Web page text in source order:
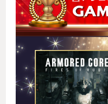
た、いわゆる「産廃」と呼ば
でなく、扱いづらさがあれど
ないのもゲームの楽しさとし
不自由さとして、買えるパー
が、ある強いボスを倒すため
がとても親切だと感じていま
クターたち」です。 今作は
リーで遭遇し、戦うことにな
トの一つです。 保護者のよう
としても最高にかっこいいラ
イグアス、1人だけ世界観の